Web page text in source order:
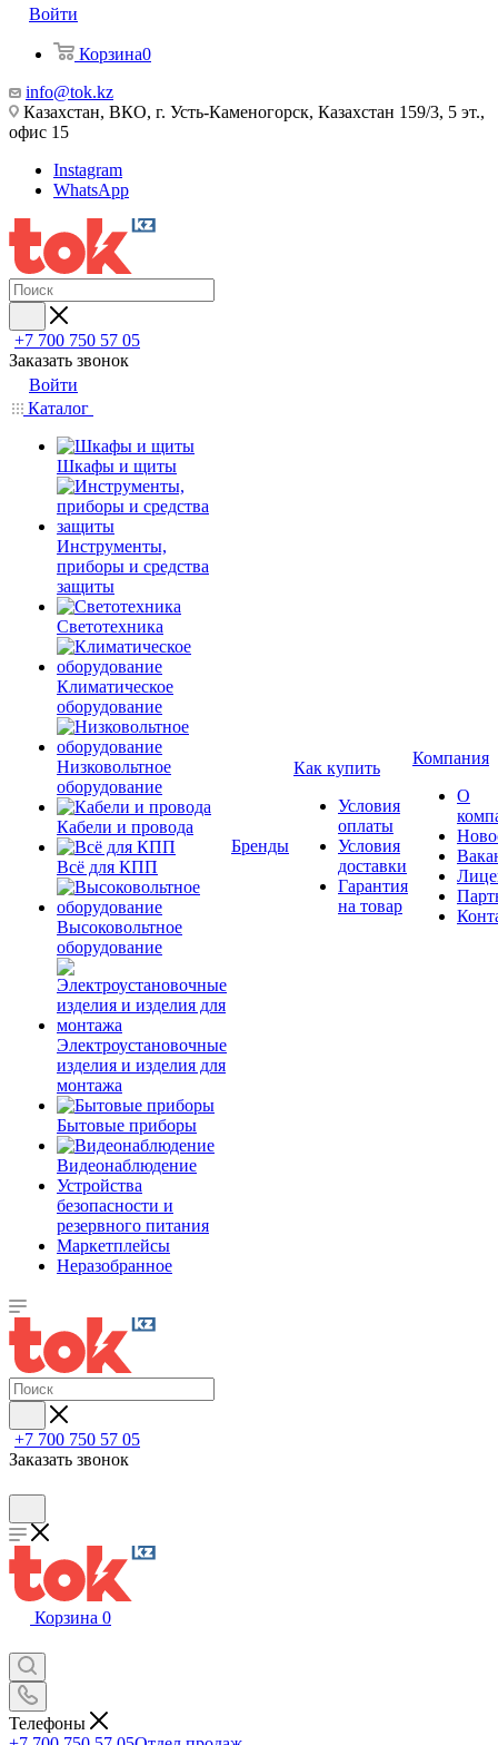
Войти
Корзина0
info@tok.kz
Казахстан, ВКО, г. Усть-Каменогорск, Казахстан 159/3, 5 эт.,
офис 15
Instagram
WhatsApp
+7 700 750 57 05
Заказать звонок
Войти
Каталог
Шкафы и щиты
Инструменты,
приборы и средства
защиты
Светотехника
Климатическое
оборудование
Низковольтное
оборудование
Кабели и провода
Всё для КПП
Высоковольтное
оборудование
Электроустановочные
изделия и изделия для
монтажа
Бытовые приборы
Видеонаблюдение
Устройства
безопасности и
резервного питания
Маркетплейсы
Неразобранное
Бренды
Как купить
Условия
оплаты
Условия
доставки
Гарантия
на товар
Компания
О
+7 700 750 57 05
Заказать звонок
Корзина 0
Телефоны